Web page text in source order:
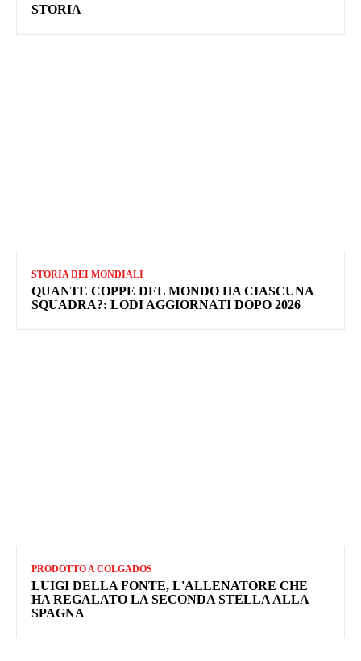
STORIA
STORIA DEI MONDIALI
QUANTE COPPE DEL MONDO HA CIASCUNA
SQUADRA?: LODI AGGIORNATI DOPO 2026
PRODOTTO A COLGADOS
LUIGI DELLA FONTE, L'ALLENATORE CHE
HA REGALATO LA SECONDA STELLA ALLA
SPAGNA